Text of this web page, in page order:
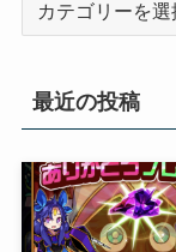
リ
最近の投稿